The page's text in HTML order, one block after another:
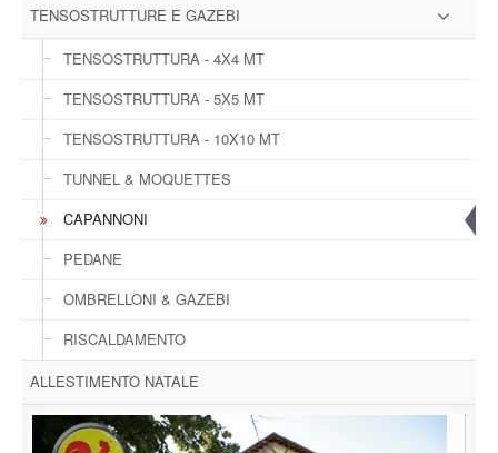
TENSOSTRUTTURE E GAZEBI
TENSOSTRUTTURA - 4X4 MT
TENSOSTRUTTURA - 5X5 MT
TENSOSTRUTTURA - 10X10 MT
TUNNEL & MOQUETTES
CAPANNONI
PEDANE
OMBRELLONI & GAZEBI
RISCALDAMENTO
ALLESTIMENTO NATALE